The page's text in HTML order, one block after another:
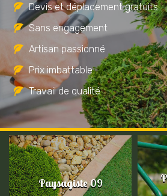
Devis et déplacement gratuits
Sans engagement
Artisan passionné
Prix imbattable
Travail de qualité
Paysagiste 09